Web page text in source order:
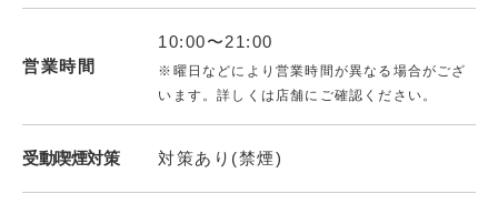
営業時間
10:00〜21:00
※曜日などにより営業時間が異なる場合がござ
います。詳しくは店舗にご確認ください。
受動喫煙対策 対策あり(禁煙)